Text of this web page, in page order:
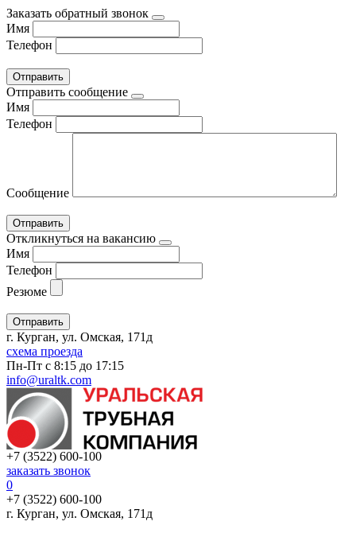
Заказать обратный звонок
Имя
Телефон
Отправить сообщение
Имя
Телефон
Сообщение
Откликнуться на вакансию
Имя
Телефон
Резюме
г. Курган, ул. Омская, 171д
схема проезда
Пн-Пт с 8:15 до 17:15
info@uraltk.com
+7 (3522) 600-100
заказать звонок
0
+7 (3522) 600-100
г. Курган, ул. Омская, 171д